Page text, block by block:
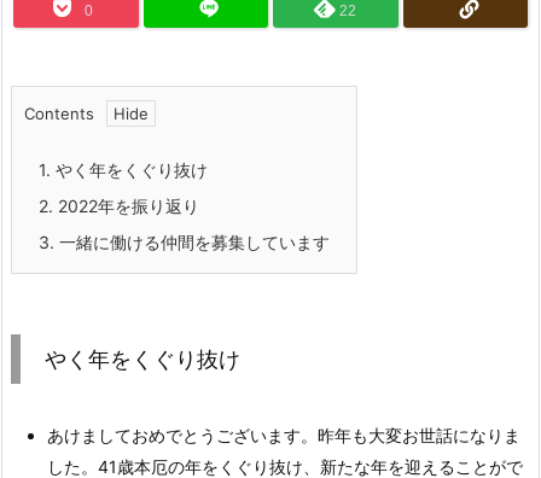
0 22
Contents
1. やく年をくぐり抜け
2. 2022年を振り返り
3. 一緒に働ける仲間を募集しています
やく年をくぐり抜け
あけましておめでとうございます。昨年も大変お世話になりま
した。41歳本厄の年をくぐり抜け、新たな年を迎えることがで